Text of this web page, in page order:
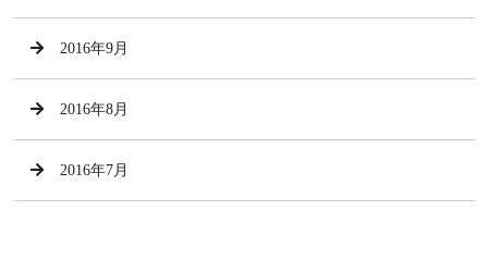
2016年9月
2016年8月
2016年7月